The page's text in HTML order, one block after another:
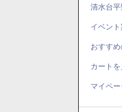
清水台平
イベント
おすす
カートを
マイペ